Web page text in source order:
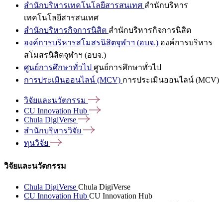
สำนักบริหารเทคโนโลยีสารสนเทศ สำนักบริหาร
เทคโนโลยีสารสนเทศ
สำนักบริหารกิจการนิสิต สำนักบริหารกิจการนิสิต
องค์การบริหารสโมสรนิสิตจุฬาฯ (อบจ.) องค์การบริหาร
สโมสรนิสิตจุฬาฯ (อบจ.)
ศูนย์การศึกษาทั่วไป ศูนย์การศึกษาทั่วไป
การประเมินออนไลน์ (MCV) การประเมินออนไลน์ (MCV)
วิจัยและนวัตกรรม
CU Innovation Hub
Chula DigiVerse
สำนักบริหารวิจัย
ทุนวิจัย
วิจัยและนวัตกรรม
Chula DigiVerse Chula DigiVerse
CU Innovation Hub CU Innovation Hub